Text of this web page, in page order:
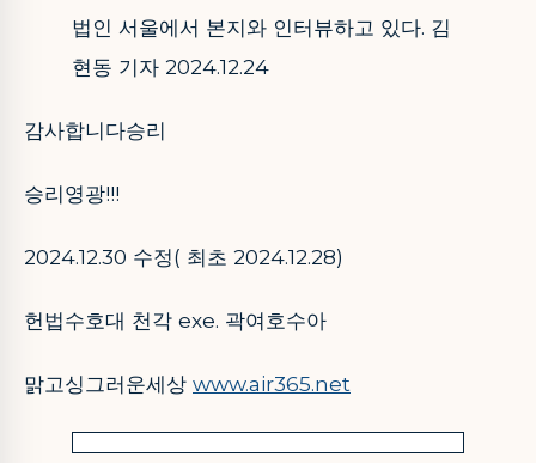
법인 서울에서 본지와 인터뷰하고 있다. 김
현동 기자 2024.12.24
감사합니다승리
승리영광!!!
2024.12.30 수정( 최초 2024.12.28)
헌법수호대 천각 exe. 곽여호수아
맑고싱그러운세상 www.air365.net